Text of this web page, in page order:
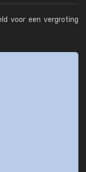
voor een vergroting